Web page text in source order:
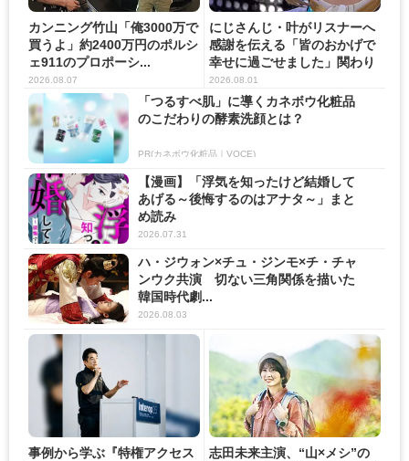
カンニング竹山「俺3000万で
買うよ」約2400万円のポルシ
ェ911のプロポーシ...
2026.08.07
にじさんじ・叶がリスナーへ
感謝を伝える「皆のおかげで
幸せに過ごせました」関わり
の...
2026.08.01
「つるすべ肌」に導くカネボウ化粧品
のこだわりの酵素洗顔とは？
PR(カネボウ化粧品｜VOCE)
【漫画】「浮気を知ったけど結婚して
あげる～後悔するのはアナタ～」まと
め読み
2026.07.31
ハ・ジウォン×チュ・ジンモ×チ・チャ
ンウク共演 切ない三角関係を描いた
韓国時代劇...
2026.08.03
事例から学ぶ『特権アクセス
志田未来主演、“山×メシ”の